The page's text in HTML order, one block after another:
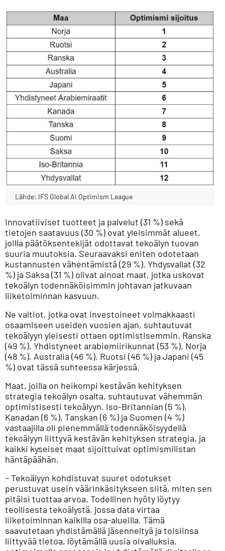
Lähde: IFS Global AI Optimism League
Innovatiiviset tuotteet ja palvelut (31 %) sekä
tietojen saatavuus (30 %) ovat yleisimmät alueet,
joilla päätöksentekijät odottavat tekoälyn tuovan
suuria muutoksia. Seuraavaksi eniten odotetaan
kustannusten vähentämistä (29 %). Yhdysvallat (32
%) ja Saksa (31 %) olivat ainoat maat, jotka uskovat
tekoälyn todennäköisimmin johtavan jatkuvaan
liiketoiminnan kasvuun.
Ne valtiot, jotka ovat investoineet voimakkaasti
osaamiseen useiden vuosien ajan, suhtautuvat
tekoälyyn yleisesti ottaen optimistisemmin. Ranska
(49 %), Yhdistyneet arabiemiirikunnat (53 %), Norja
(48 %), Australia (46 %), Ruotsi (46 %) ja Japani (45
%) ovat tässä suhteessa kärjessä.
Maat, joilla on heikompi kestävän kehityksen
strategia tekoälyn osalta, suhtautuvat vähemmän
optimistisesti tekoälyyn. Iso-Britannian (5 %),
Kanadan (6 %), Tanskan (6 %) ja Suomen (4 %)
vastaajilla oli pienemmällä todennäköisyydellä
tekoälyyn liittyvä kestävän kehityksen strategia, ja
kaikki kyseiset maat sijoittuivat optimismilistan
häntäpäähän.
– Tekoälyyn kohdistuvat suuret odotukset
perustuvat usein väärinkäsitykseen siitä, miten sen
pitäisi tuottaa arvoa. Todellinen hyöty löytyy
teollisesta tekoälystä, jossa data virtaa
liiketoiminnan kaikilla osa-alueilla. Tämä
saavutetaan yhdistämällä jäsenneltyä ja toisiinsa
liittyvää tietoa, löytämällä uusia oivalluksia,